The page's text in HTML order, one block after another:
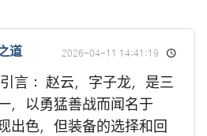
道 2026-04-11 14:41:19
言： 赵云，字子龙，是三
，以勇猛善战而闻名于
出色，但装备的选择和回